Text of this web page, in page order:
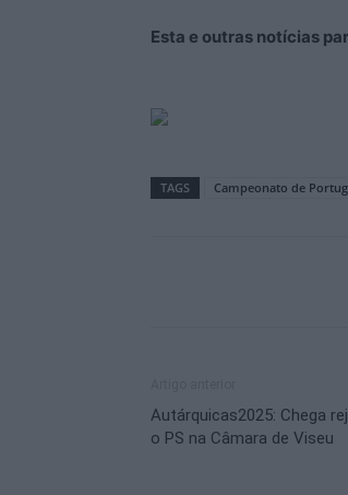
Esta e outras notícias
TAGS Campeonato de
Autárquicas2025: Chega
o PS na Câmara de Viseu